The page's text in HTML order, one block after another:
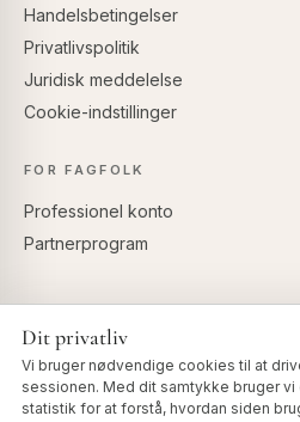
Handelsbetingelser
Privatlivspolitik
Juridisk meddelelse
Cookie-indstillinger
FOR FAGFOLK
Professionel konto
Partnerprogram
Dit privatliv
Vi bruger nødvendige cookies til at
sessionen. Med dit samtykke bruger
statistik for at forstå, hvordan siden